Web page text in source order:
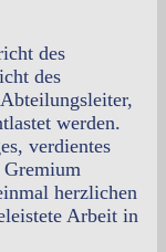
des
des
werden.
verdientes
Gremium
herzlichen
Arbeit in